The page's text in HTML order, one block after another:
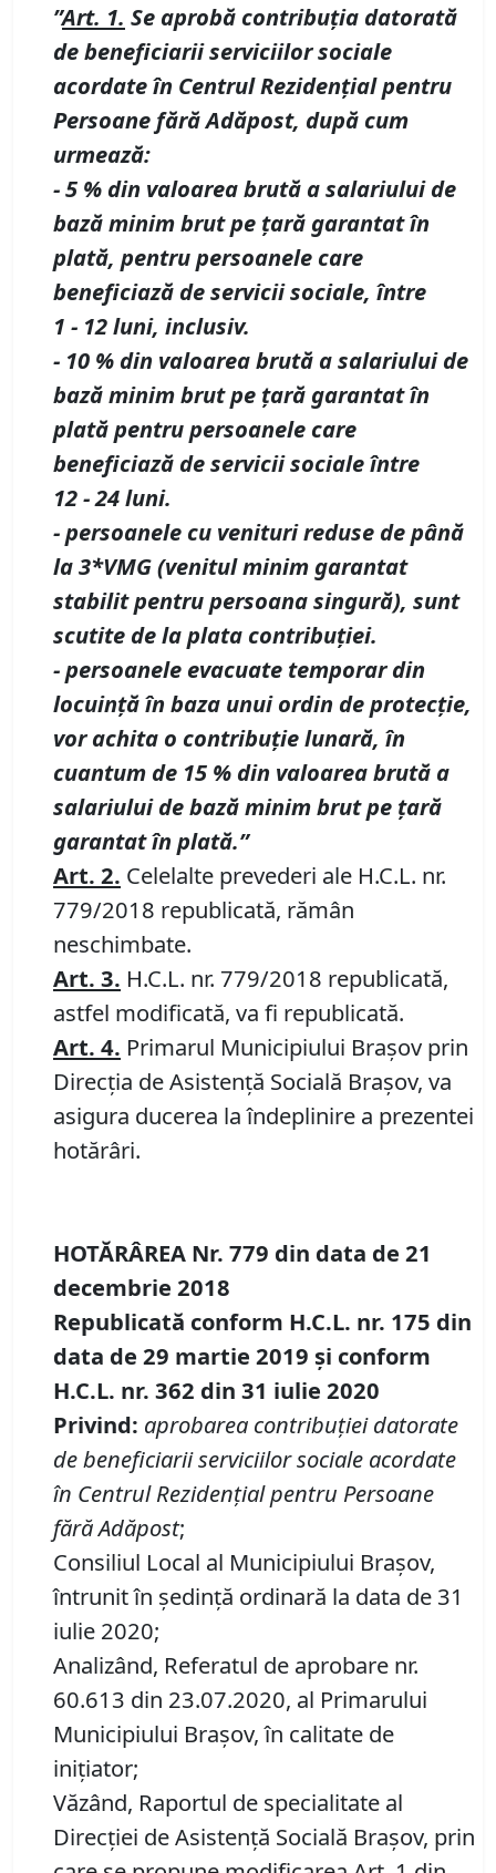
”Art. 1. Se aprobă contribuţia datorată
de beneficiarii serviciilor sociale
acordate în Centrul Rezidenţial pentru
Persoane fără Adăpost, după cum
urmează:
-5 % din valoarea brută a salariului de
bază minim brut pe ţară garantat în
plată, pentru persoanele care
beneficiază de servicii sociale, între
1 - 12 luni, inclusiv.
- 10 % din valoarea brută a salariului de
bază minim brut pe ţară garantat în
plată pentru persoanele care
beneficiază de servicii sociale între
12-24 luni.
-persoanele cu venituri reduse de până
la 3*VMG (venitul minim garantat
stabilit pentru persoana singură), sunt
scutite de la plata contribuției.
-persoanele evacuate temporar din
locuinţă în baza unui ordin de protecţie,
vor achita o contribuţie lunară, în
cuantum de 15 % din valoarea brută a
salariului de bază minim brut pe ţară
garantat în plată.”
Art. 2. Celelalte prevederi ale H.C.L. nr.
779/2018 republicată, rămân
neschimbate.
Art. 3. H.C.L. nr. 779/2018 republicată,
astfel modificată, va fi republicată.
Art. 4. Primarul Municipiului Braşov prin
Direcţia de Asistenţă Socială Braşov, va
asigura ducerea la îndeplinire a prezentei
hotărâri.
HOTĂRÂREA Nr. 779 din data de 21
decembrie 2018
Republicată conform H.C.L. nr. 175 din
data de 29 martie 2019 și conform
H.C.L. nr. 362 din 31 iulie 2020
Privind: aprobarea contribuţiei datorate
de beneficiarii serviciilor sociale acordate
în Centrul Rezidenţial pentru Persoane
fără Adăpost;
Consiliul Local al Municipiului Brașov,
întrunit în ședință ordinară la data de 31
iulie 2020;
Analizând, Referatul de aprobare nr.
60.613 din 23.07.2020, al Primarului
Municipiului Braşov, în calitate de
inițiator;
Văzând, Raportul de specialitate al
Direcției de Asistență Socială Brașov, prin